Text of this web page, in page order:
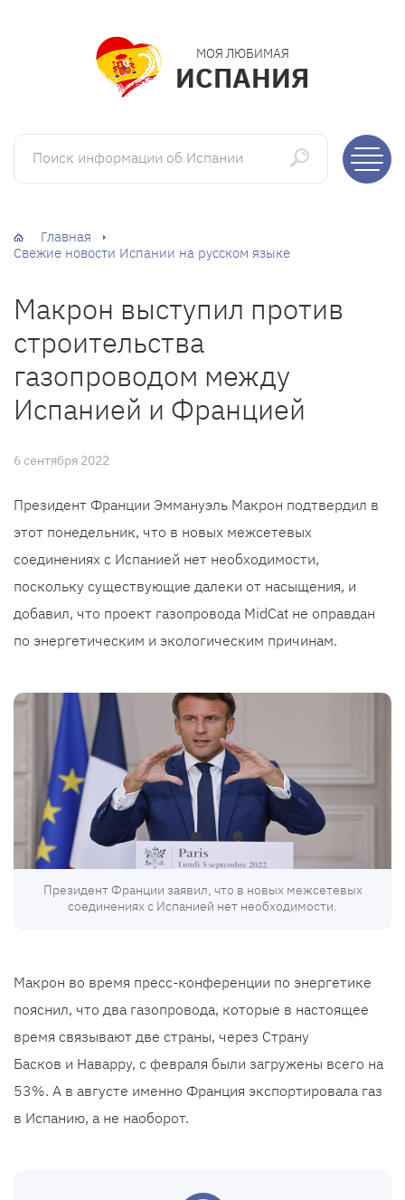
МОЯ ЛЮБИМАЯ
ИСПАНИЯ
Поиск информации об Испании
Главная
Свежие новости Испании на русском языке
Макрон выступил против
строительства
газопроводом между
Испанией и Францией
6 сентября 2022
Президент Франции Эммануэль Макрон подтвердил в
этот понедельник, что в новых межсетевых
соединениях с Испанией нет необходимости,
поскольку существующие далеки от насыщения, и
добавил, что проект газопровода MidCat не оправдан
по энергетическим и экологическим причинам.
Президент Франции заявил, что в новых межсетевых
соединениях с Испанией нет необходимости.
Макрон во время пресс-конференции по энергетике
пояснил, что два газопровода, которые в настоящее
время связывают две страны, через Страну
Басков и Наварру, с февраля были загружены всего на
53%. А в августе именно Франция экспортировала газ
в Испанию, а не наоборот.